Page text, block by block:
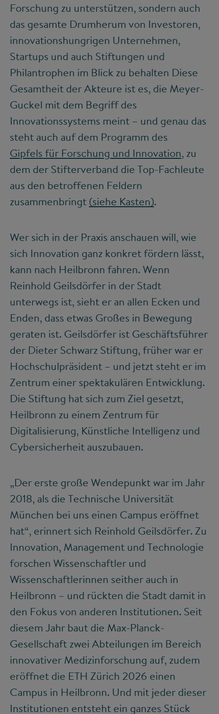
Forschung zu unterstützen, sondern auch
das gesamte Drumherum von Investoren,
innovationshungrigen Unternehmen,
Startups und auch Stiftungen und
Philantrophen im Blick zu behalten Diese
Gesamtheit der Akteure ist es, die Meyer-
Guckel mit dem Begriff des
Innovationssystems meint – und genau das
steht auch auf dem Programm des
Gipfels für Forschung und Innovation, zu
dem der Stifterverband die Top-Fachleute
aus den betroffenen Feldern
zusammenbringt (siehe Kasten).
Wer sich in der Praxis anschauen will, wie
sich Innovation ganz konkret fördern lässt,
kann nach Heilbronn fahren. Wenn
Reinhold Geilsdörfer in der Stadt
unterwegs ist, sieht er an allen Ecken und
Enden, dass etwas Großes in Bewegung
geraten ist. Geilsdörfer ist Geschäftsführer
der Dieter Schwarz Stiftung, früher war er
Hochschulpräsident – und jetzt steht er im
Zentrum einer spektakulären Entwicklung.
Die Stiftung hat sich zum Ziel gesetzt,
Heilbronn zu einem Zentrum für
Digitalisierung, Künstliche Intelligenz und
Cybersicherheit auszubauen.
„Der erste große Wendepunkt war im Jahr
2018, als die Technische Universität
München bei uns einen Campus eröffnet
hat“, erinnert sich Reinhold Geilsdörfer. Zu
Innovation, Management und Technologie
forschen Wissenschaftler und
Wissenschaftlerinnen seither auch in
Heilbronn – und rückten die Stadt damit in
den Fokus von anderen Institutionen. Seit
diesem Jahr baut die Max-Planck-
Gesellschaft zwei Abteilungen im Bereich
innovativer Medizinforschung auf, zudem
eröffnet die ETH Zürich 2026 einen
Campus in Heilbronn. Und mit jeder dieser
Institutionen entsteht ein ganzes Stück